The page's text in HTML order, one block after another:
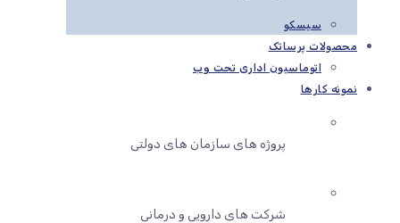
سیسکو
محصولات پرساتک
اتوماسیون اداری تحت وب
نمونه کارها
پروژه های سازمان های دولتی
شرکت های دارویی و درمانی